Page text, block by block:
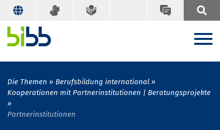
Die Themen
Berufsbildung international
Kooperationen mit Partnerinstitutionen | Beratungsprojekte
Partnerinstitutionen